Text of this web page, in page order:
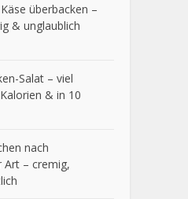
überbacken –
& unglaublich
Salat – viel
& in 10
nach
Art – cremig,